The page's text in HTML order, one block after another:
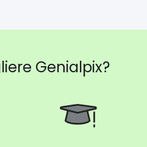
Genialpix?